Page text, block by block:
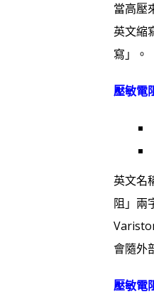
當高壓
英文縮
寫」。
壓敏電
英文名
阻」兩
會隨外
壓敏電